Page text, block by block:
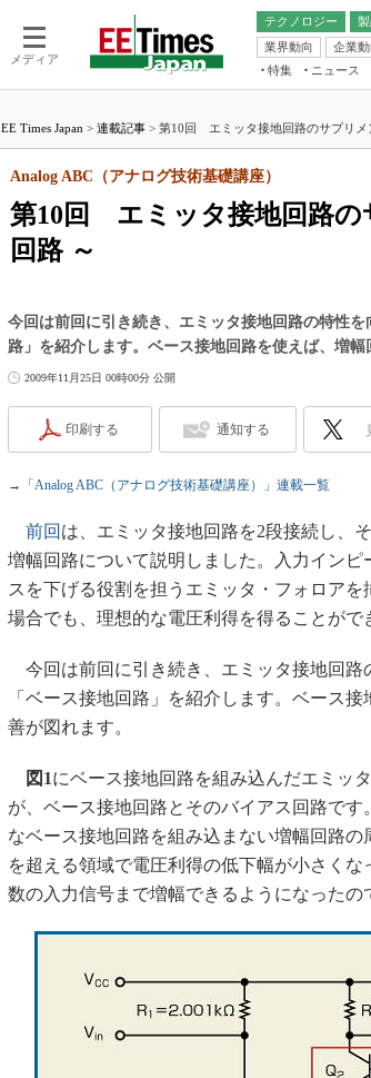
メディア
テクノロジー
電池／エネルギー
アナログ
マイコン
業界動向
企業
特集 ニュース
福田昭のデバイス通信
湯之上隆のナノフォー
大山聡の業界スコープ
世界を「数字」で回し
この10年で起こったこ
で起こること
“異端児エンジニア”が
改革、執念の180日
イノベーションは日本
JASA発IoT通信
IHSアナリスト「未来
「英語に愛されないエ
ための新行動論
電子ブックレ
EE Times Japan > 連載記事 > 第10回 エミッタ接地回路のサプリメ
第10回 エミッタ接地回路の
回路 ～
Analog ABC（アナログ技術基礎講座）
今回は前回に引き続き、エミッタ接地回路の特性
路」を紹介します。ベース接地回路を使えば、増幅
2009年11月25日 00時00分 公開
印刷する 通知する
→ 「Analog ABC（アナログ技術基礎講座）」連載一覧
前回 は、エミッタ接地回路を2段接続し、
増幅回路について説明しました。入力イン
スを下げる役割を担うエミッタ・フォロア
場合でも、理想的な電圧利得を得ることがで
今回は前回に引き続き、エミッタ接地回路
「ベース接地回路」を紹介します。ベース
善が図れます。
図1にベース接地回路を組み込んだエミッ
が、ベース接地回路とそのバイアス回路です。
なベース接地回路を組み込まない増幅回路
を超える領域で電圧利得の低下幅が小さくな
数の入力信号まで増幅できるようになったの